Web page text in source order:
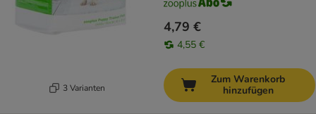
3 Varianten
4,79 €
4,55 €
Zum Warenkorb
hinzufügen